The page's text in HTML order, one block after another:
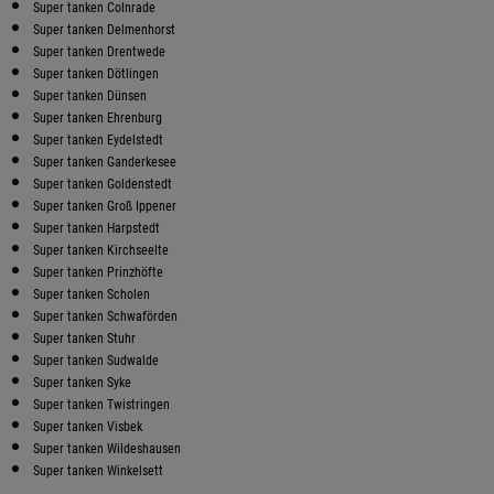
Super tanken Colnrade
Super tanken Delmenhorst
Super tanken Drentwede
Super tanken Dötlingen
Super tanken Dünsen
Super tanken Ehrenburg
Super tanken Eydelstedt
Super tanken Ganderkesee
Super tanken Goldenstedt
Super tanken Groß Ippener
Super tanken Harpstedt
Super tanken Kirchseelte
Super tanken Prinzhöfte
Super tanken Scholen
Super tanken Schwaförden
Super tanken Stuhr
Super tanken Sudwalde
Super tanken Syke
Super tanken Twistringen
Super tanken Visbek
Super tanken Wildeshausen
Super tanken Winkelsett